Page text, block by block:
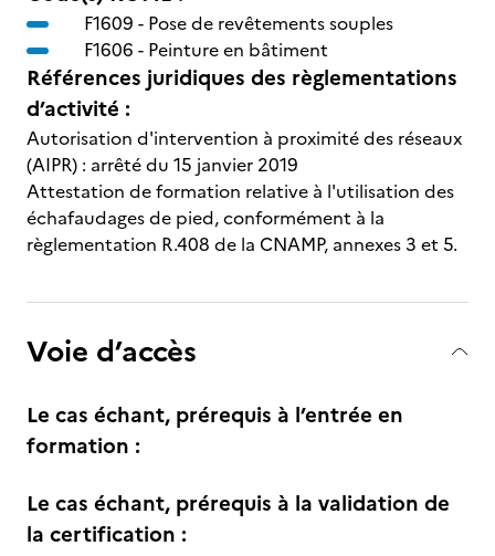
F1609 - Pose de revêtements souples
F1606 - Peinture en bâtiment
Références juridiques des règlementations
d’activité :
Autorisation d'intervention à proximité des réseaux
(AIPR) : arrêté du 15 janvier 2019
Attestation de formation relative à l'utilisation des
échafaudages de pied, conformément à la
règlementation R.408 de la CNAMP, annexes 3 et 5.
Voie d’accès
Le cas échant, prérequis à l’entrée en
formation :
Le cas échant, prérequis à la validation de
la certification :